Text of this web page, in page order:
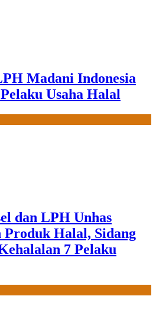
Madani Indonesia
Usaha Halal
dan LPH Unhas
Halal, Sidang
7 Pelaku